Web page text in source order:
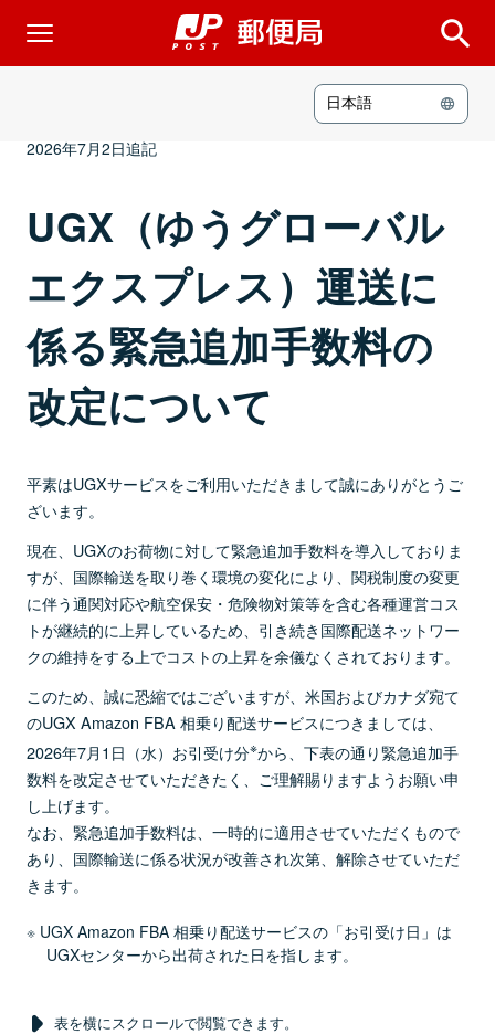
日本語
2026年7月2日追記
UGX（ゆうグローバル
エクスプレス）運送に
係る緊急追加手数料の
改定について
平素はUGXサービスをご利用いただきまして誠にありがとうご
ざいます。
現在、UGXのお荷物に対して緊急追加手数料を導入しておりま
すが、国際輸送を取り巻く環境の変化により、関税制度の変更
に伴う通関対応や航空保安・危険物対策等を含む各種運営コス
トが継続的に上昇しているため、引き続き国際配送ネットワー
クの維持をする上でコストの上昇を余儀なくされております。
このため、誠に恐縮ではございますが、米国およびカナダ宛て
のUGX Amazon FBA 相乗り配送サービスにつきましては、
2026年7月1日（水）お引受け分※から、下表の通り緊急追加手
数料を改定させていただきたく、ご理解賜りますようお願い申
し上げます。
なお、緊急追加手数料は、一時的に適用させていただくもので
あり、国際輸送に係る状況が改善され次第、解除させていただ
きます。
UGX Amazon FBA 相乗り配送サービスの「お引受け日」は
UGXセンターから出荷された日を指します。
表を横にスクロールで閲覧できます。